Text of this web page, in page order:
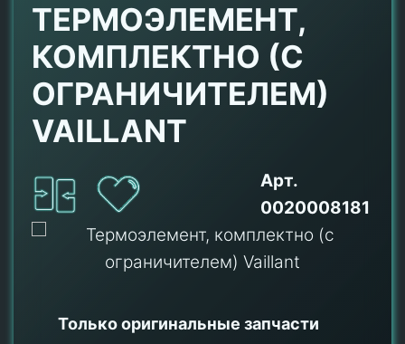
ТЕРМОЭЛЕМЕНТ,
КОМПЛЕКТНО (С
ОГРАНИЧИТЕЛЕМ)
VAILLANT
Арт.
0020008181
Только оригинальные запчасти